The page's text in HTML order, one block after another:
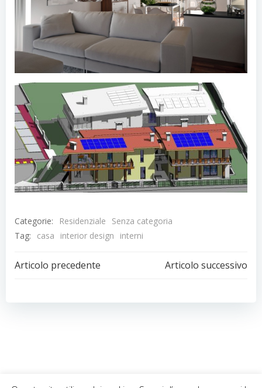
Categorie: Residenziale
Senza categoria
Tag:
casa interior design interni
Navigazione
articoli
Articolo precedente
Navigazione
articoli
Articolo successivo